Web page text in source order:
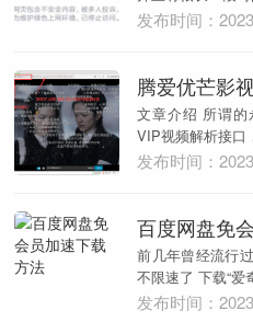
发布时间：
文章介绍 所谓的永久VIP免费看视频都是调用免费
VIP视频解析接口
发布时间：
百度网盘免
前几年曾经流行
不限速了 下载“爱
发布时间：